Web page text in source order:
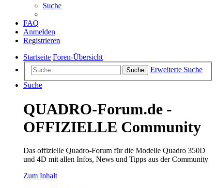
Suche
FAQ
Anmelden
Registrieren
Startseite Foren-Übersicht
Suche
Erweiterte Suche
Suche
QUADRO-Forum.de -
OFFIZIELLE Community
Das offizielle Quadro-Forum für die Modelle Quadro 350D
und 4D mit allen Infos, News und Tipps aus der Community
Zum Inhalt